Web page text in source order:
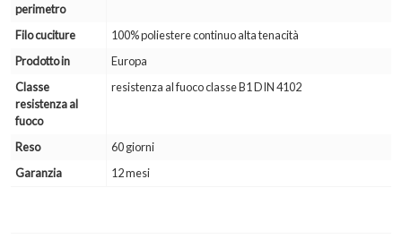
perimetro
Filo cuciture
100% poliestere continuo alta tenacità
Prodotto in
Europa
Classe
resistenza al
fuoco
resistenza al fuoco classe B1 DIN 4102
Reso
60 giorni
Garanzia
12 mesi